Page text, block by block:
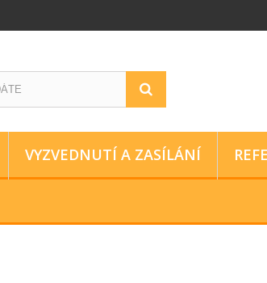
VYZVEDNUTÍ A ZASÍLÁNÍ